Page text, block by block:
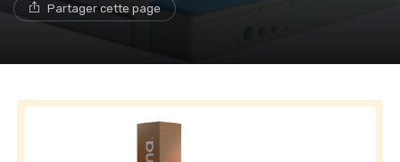
Partager cette page→ Je rejoins le club
* En rejoignant le club, j'accepte de recevoir les emails